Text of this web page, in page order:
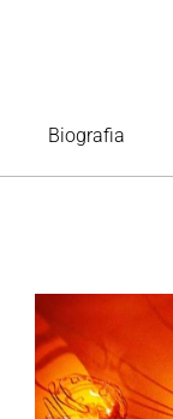
Biografia